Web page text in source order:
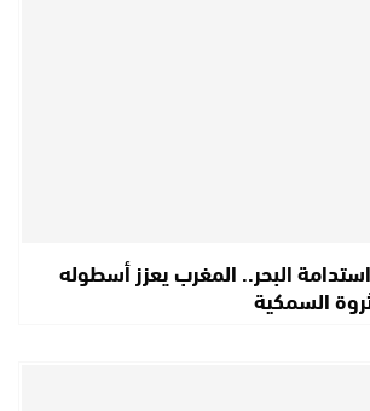
البحر.. المغرب يعزز أسطوله
السمكية